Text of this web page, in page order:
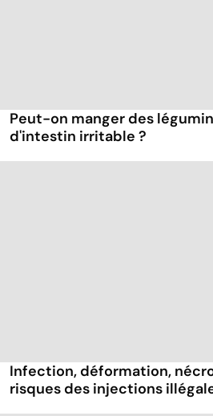
Peut-on manger des
d'intestin irritable ?
Infection, déformation,
risques des injections